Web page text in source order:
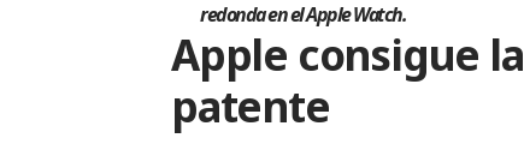
redonda en el Apple Watch.
Apple consigue la
patente